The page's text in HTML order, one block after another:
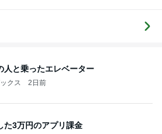
人と乗ったエレベーター
クス 2日前
た3万円のアプリ課金